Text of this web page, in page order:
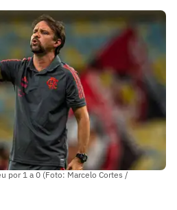
por 1 a 0 (Foto: Marcelo Cortes /